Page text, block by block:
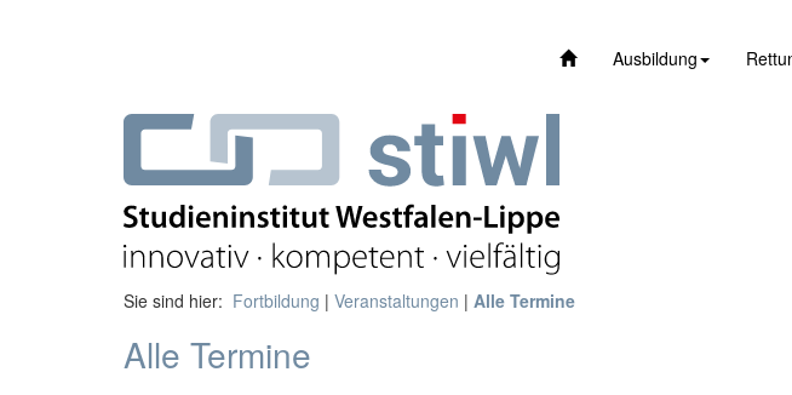
Ausbildung
Sie sind hier: Fortbildung | Veranstaltungen | Alle Termine
Alle Termine